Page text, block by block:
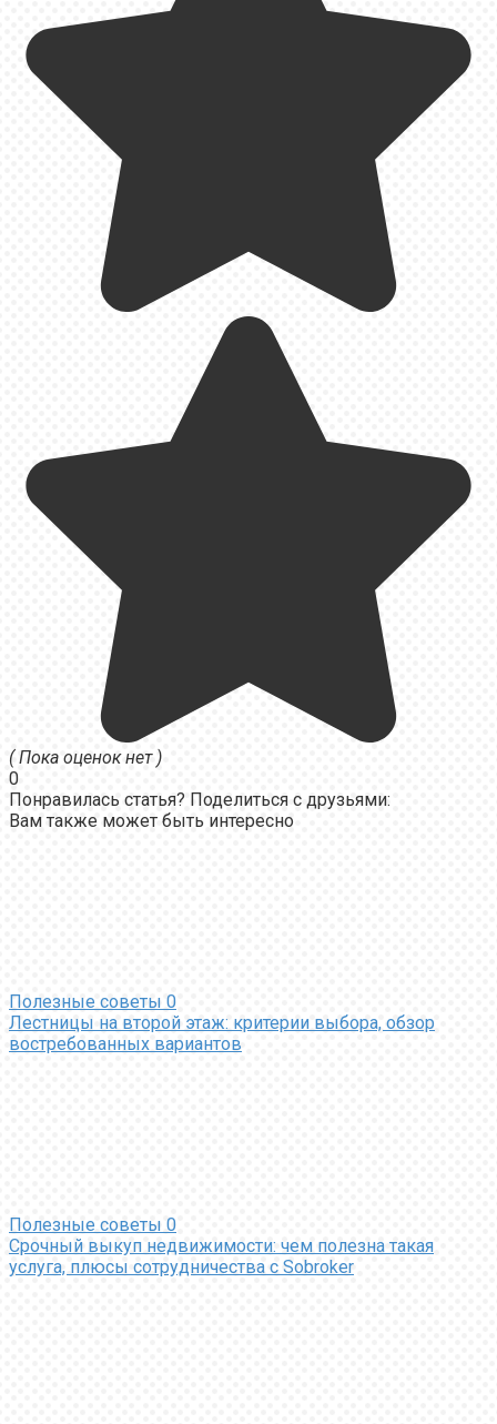
( Пока оценок нет )
0
Понравилась статья? Поделиться с друзьями:
Вам также может быть интересно
Полезные советы 0
Лестницы на второй этаж: критерии выбора, обзор
востребованных вариантов
Полезные советы 0
Срочный выкуп недвижимости: чем полезна такая
услуга, плюсы сотрудничества с Sobroker